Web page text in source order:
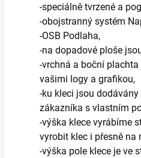
-speciálně tvrzené a
-obojstranný systém
-OSB Podlaha,
-na dopadové ploše
-vrchná a boční
vašimi logy a grafikou,
-ku kleci jsou
zákazníka s vlastním
-výška klece vyrábíme
vyrobit klec i přesně na
-výška pole klece je ve